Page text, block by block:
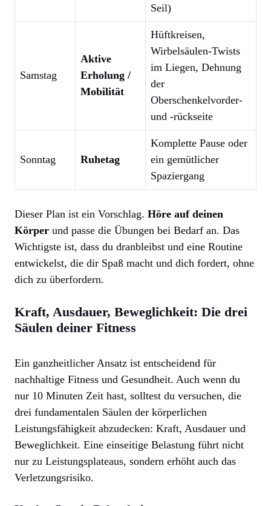
Seil)
Samstag
Aktive
Erholung /
Mobilität
Hüftkreisen,
Wirbelsäulen-Twists
im Liegen, Dehnung
der
Oberschenkelvorder-
und -rückseite
Sonntag Ruhetag
Komplette Pause oder
ein gemütlicher
Spaziergang
Dieser Plan ist ein Vorschlag. Höre auf deinen
Körper und passe die Übungen bei Bedarf an. Das
Wichtigste ist, dass du dranbleibst und eine Routine
entwickelst, die dir Spaß macht und dich fordert, ohne
dich zu überfordern.
Kraft, Ausdauer, Beweglichkeit: Die drei
Säulen deiner Fitness
Ein ganzheitlicher Ansatz ist entscheidend für
nachhaltige Fitness und Gesundheit. Auch wenn du
nur 10 Minuten Zeit hast, solltest du versuchen, die
drei fundamentalen Säulen der körperlichen
Leistungsfähigkeit abzudecken: Kraft, Ausdauer und
Beweglichkeit. Eine einseitige Belastung führt nicht
nur zu Leistungsplateaus, sondern erhöht auch das
Verletzungsrisiko.